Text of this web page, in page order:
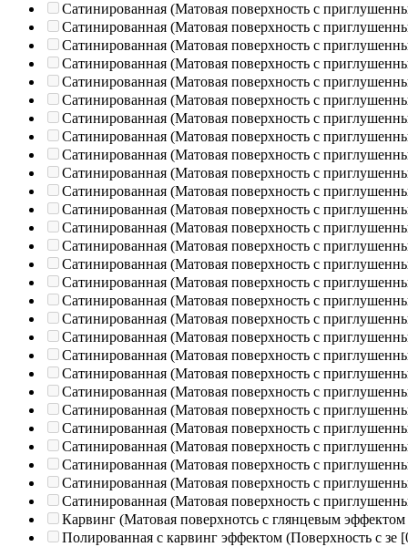
Сатинированная (Матовая поверхность с
Сатинированная (Матовая поверхность с
Сатинированная (Матовая поверхность с
Сатинированная (Матовая поверхность с
Сатинированная (Матовая поверхность с
Сатинированная (Матовая поверхность с
Сатинированная (Матовая поверхность с
Сатинированная (Матовая поверхность с
Сатинированная (Матовая поверхность с
Сатинированная (Матовая поверхность с
Сатинированная (Матовая поверхность с
Сатинированная (Матовая поверхность с
Сатинированная (Матовая поверхность с
Сатинированная (Матовая поверхность с
Сатинированная (Матовая поверхность с
Сатинированная (Матовая поверхность с
Сатинированная (Матовая поверхность с
Сатинированная (Матовая поверхность с
Сатинированная (Матовая поверхность с
Сатинированная (Матовая поверхность с
Сатинированная (Матовая поверхность с
Сатинированная (Матовая поверхность с
Сатинированная (Матовая поверхность с
Сатинированная (Матовая поверхность с
Сатинированная (Матовая поверхность с
Сатинированная (Матовая поверхность с
Сатинированная (Матовая поверхность с
Сатинированная (Матовая поверхность с
Карвинг (Матовая поверхнотсь с глянцевым эффектом
Полированная c карвинг эффектом (Поверхность с зе